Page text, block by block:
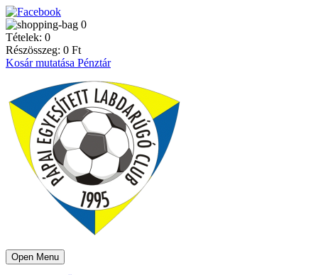
0
Tételek: 0
Részösszeg: 0 Ft
Kosár mutatása Pénztár
Open Menu